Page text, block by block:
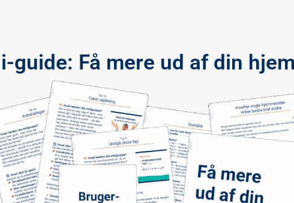
guide: Få mere ud af din